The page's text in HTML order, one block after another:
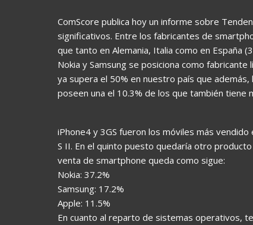
ComScore publica hoy un informe sobre
significativos. Entre los fabricantes de
que tanto en Alemania, Italia como en España
Nokia y Samsung se posiciona como
ya supera el 50% en nuestro país que
poseen una el 10.3% de los que también tiene
iPhone4 y 3GS fueron los móviles más
S II. En el quinto puesto quedaría otro
venta de smartphone queda como sigue:
Nokia: 37.2%
Samsung: 17.2%
Apple: 11.5%
En cuanto al reparto de sistemas operativos,